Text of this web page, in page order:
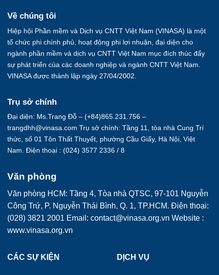
Về chúng tôi
Hiệp hội Phần mềm và Dịch vụ CNTT Việt Nam (VINASA) là một
tổ chức phi chính phủ, hoạt động phi lợi nhuận, đại diện cho
ngành phần mềm và dịch vụ CNTT Việt Nam mục đích thúc đẩy
sự phát triển của các doanh nghiệp và ngành CNTT Việt Nam.
VINASA được thành lập ngày 27/04/2002.
Trụ sở chính
Đại diện: Ms.Trang Đỗ – (+84)865.231.756 –
trangdhh@vinasa.com Trụ sở chính: Tầng 11, tòa nhà Cung Trí
thức, số 01 Tôn Thất Thuyết, phường Cầu Giấy, Hà Nội, Việt
Nam. Điện thoại : (024) 3577 2336 / 8
Văn phòng
Văn phòng HCM: Tầng 4, Tòa nhà QTSC, 97-101 Nguyễn
Công Trứ, P. Nguyễn Thái Bình, Q. 1, TP.HCM. Điện thoại:
(028) 3821 2001 Email: contact@vinasa.org.vn Website :
www.vinasa.org.vn
CÁC SỰ KIỆN DỊCH VỤ